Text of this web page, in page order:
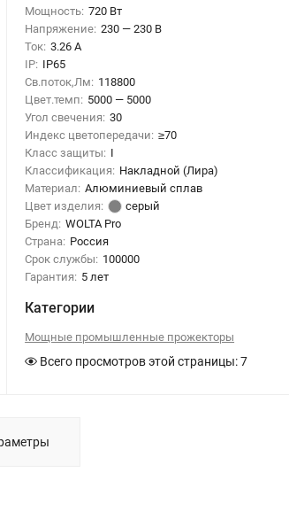
Мощность: 720 Вт
Напряжение: 230 — 230 В
Ток: 3.26 А
IP: IP65
Св.поток,Лм: 118800
Цвет.темп: 5000 — 5000
Угол свечения: 30
Индекс цветопередачи: ≥70
Класс защиты: I
Классификация: Накладной (Лира)
Материал: Алюминиевый сплав
Цвет изделия:
серый
Бренд: WOLTA Pro
Страна: Россия
Срок службы: 100000
Гарантия: 5 лет
Категории
Мощные промышленные прожекторы
Всего просмотров этой страницы:7